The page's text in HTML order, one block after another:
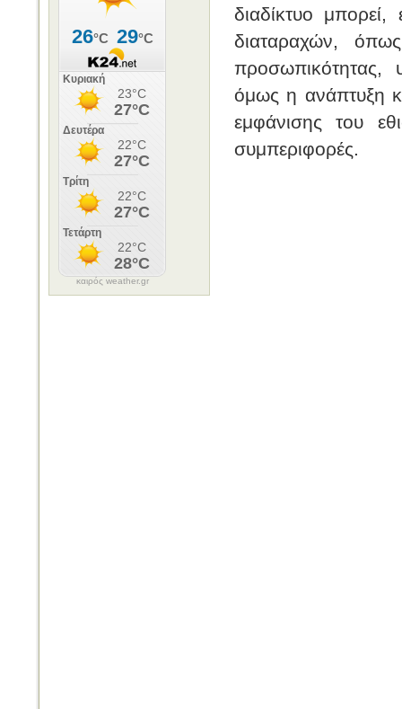
καιρός weather.gr
διαδίκτυο
διαταραχών,
προσωπικότητας,
όμως η ανάπτυξη
εμφάνισης του
συμπεριφορές.